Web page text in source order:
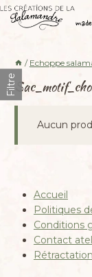
Aller
au
/ Echoppe
Aucun
Accueil
Politiques
Conditions
Contact
Filtre